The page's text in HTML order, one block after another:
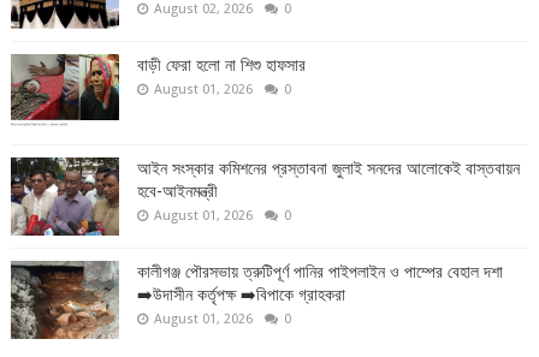
August 02, 2026 0
বাড়ী ফেরা হলো না শিশু হাফসার
August 01, 2026 0
আইন সংস্কার কমিশনের প্রস্তাবনা জুলাই সনদের আলোকেই বাস্তবায়ন
হবে-আইনমন্ত্রী
August 01, 2026 0
কালীগঞ্জ পৌরসভায় ত্রুটিপূর্ণ পানির পাইপলাইন ও পাম্পের বেহাল দশা
➡️উদাসীন কর্তৃপক্ষ ➡️বিপাকে গ্রাহকরা
August 01, 2026 0